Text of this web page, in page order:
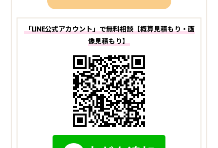
「LINE公式アカウント」で無料相談【概算見積もり・画
像見積もり】